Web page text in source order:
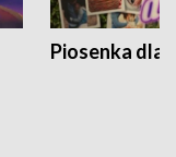
Piosenka dla